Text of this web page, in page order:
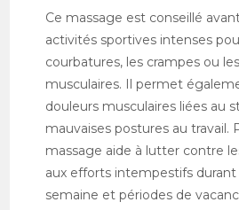
Ce massage est conseillé
activités sportives intenses
courbatures, les crampes ou
musculaires. Il permet
douleurs musculaires liées au
mauvaises postures au travail.
massage aide à lutter contre
aux efforts intempestifs durant
semaine et périodes de